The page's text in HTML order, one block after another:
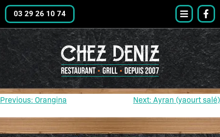
03 29 26 10 74
Previous: Orangina Next: Ayran (yaourt salé)